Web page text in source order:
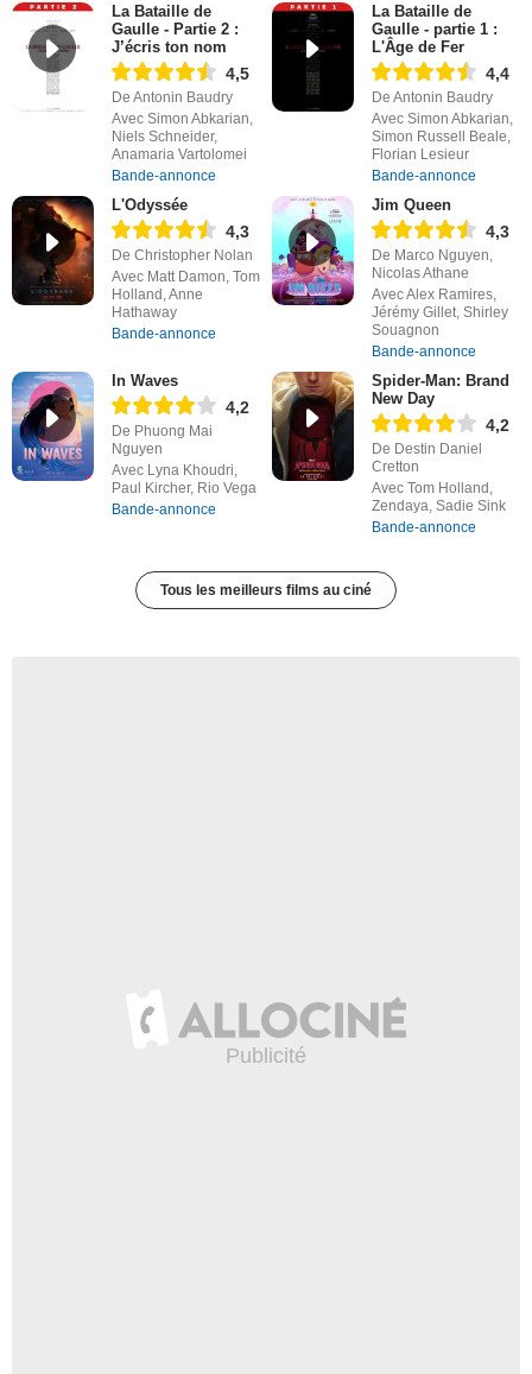
La Bataille de
Gaulle - Partie 2 :
J’écris ton nom
4,5
De Antonin Baudry
Avec Simon Abkarian,
Niels Schneider,
Anamaria Vartolomei
Bande-annonce
La Bataille de
Gaulle - partie 1 :
L'Âge de Fer
4,4
De Antonin Baudry
Avec Simon Abkarian,
Simon Russell Beale,
Florian Lesieur
Bande-annonce
L'Odyssée
4,3
De Christopher Nolan
Avec Matt Damon, Tom
Holland, Anne
Hathaway
Bande-annonce
Jim Queen
4,3
De Marco Nguyen,
Nicolas Athane
Avec Alex Ramires,
Jérémy Gillet, Shirley
Souagnon
Bande-annonce
In Waves
4,2
De Phuong Mai
Nguyen
Avec Lyna Khoudri,
Paul Kircher, Rio Vega
Bande-annonce
Spider-Man: Brand
New Day
4,2
De Destin Daniel
Cretton
Avec Tom Holland,
Zendaya, Sadie Sink
Bande-annonce
Tous les meilleurs films au ciné